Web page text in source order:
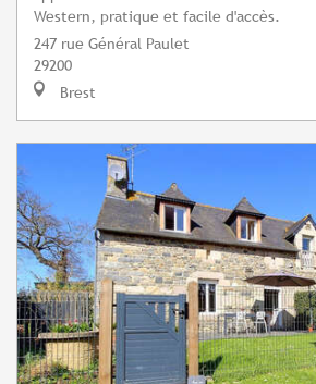
Western, pratique et facile d'accès.
247 rue Général Paulet
29200
Brest